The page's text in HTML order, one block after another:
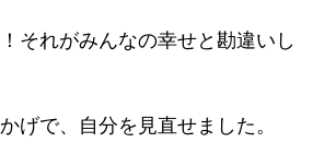
それがみんなの幸せと勘違いし
げで、自分を見直せました。